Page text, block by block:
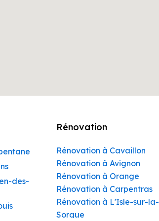
des-
Rénovation
Rénovation à Cavaillon
Rénovation à Avignon
Rénovation à Orange
Rénovation à Carpentras
Rénovation à L'Isle-sur-la-
Sorgue